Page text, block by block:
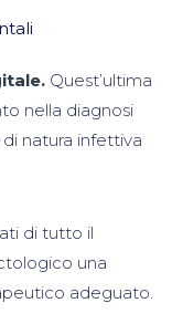
Quest’ultima
nella diagnosi
natura infettiva
di tutto il
una
adeguato.